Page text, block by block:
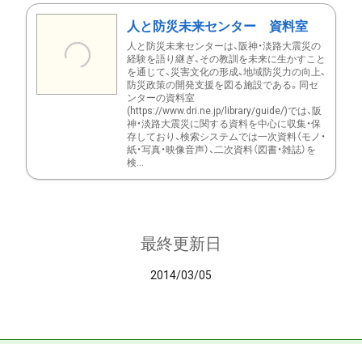
人と防災未来センター 資料室
人と防災未来センターは、阪神・淡路大震災の
経験を語り継ぎ、その教訓を未来に生かすこと
を通じて、災害文化の形成、地域防災力の向上、
防災政策の開発支援を図る施設である。同セ
ンターの資料室
(https://www.dri.ne.jp/library/guide/)では、阪
神・淡路大震災に関する資料を中心に収集・保
存しており、検索システムでは一次資料（モノ・
紙・写真・映像音声）、二次資料（図書・雑誌）を
検...
最終更新日
2014/03/05